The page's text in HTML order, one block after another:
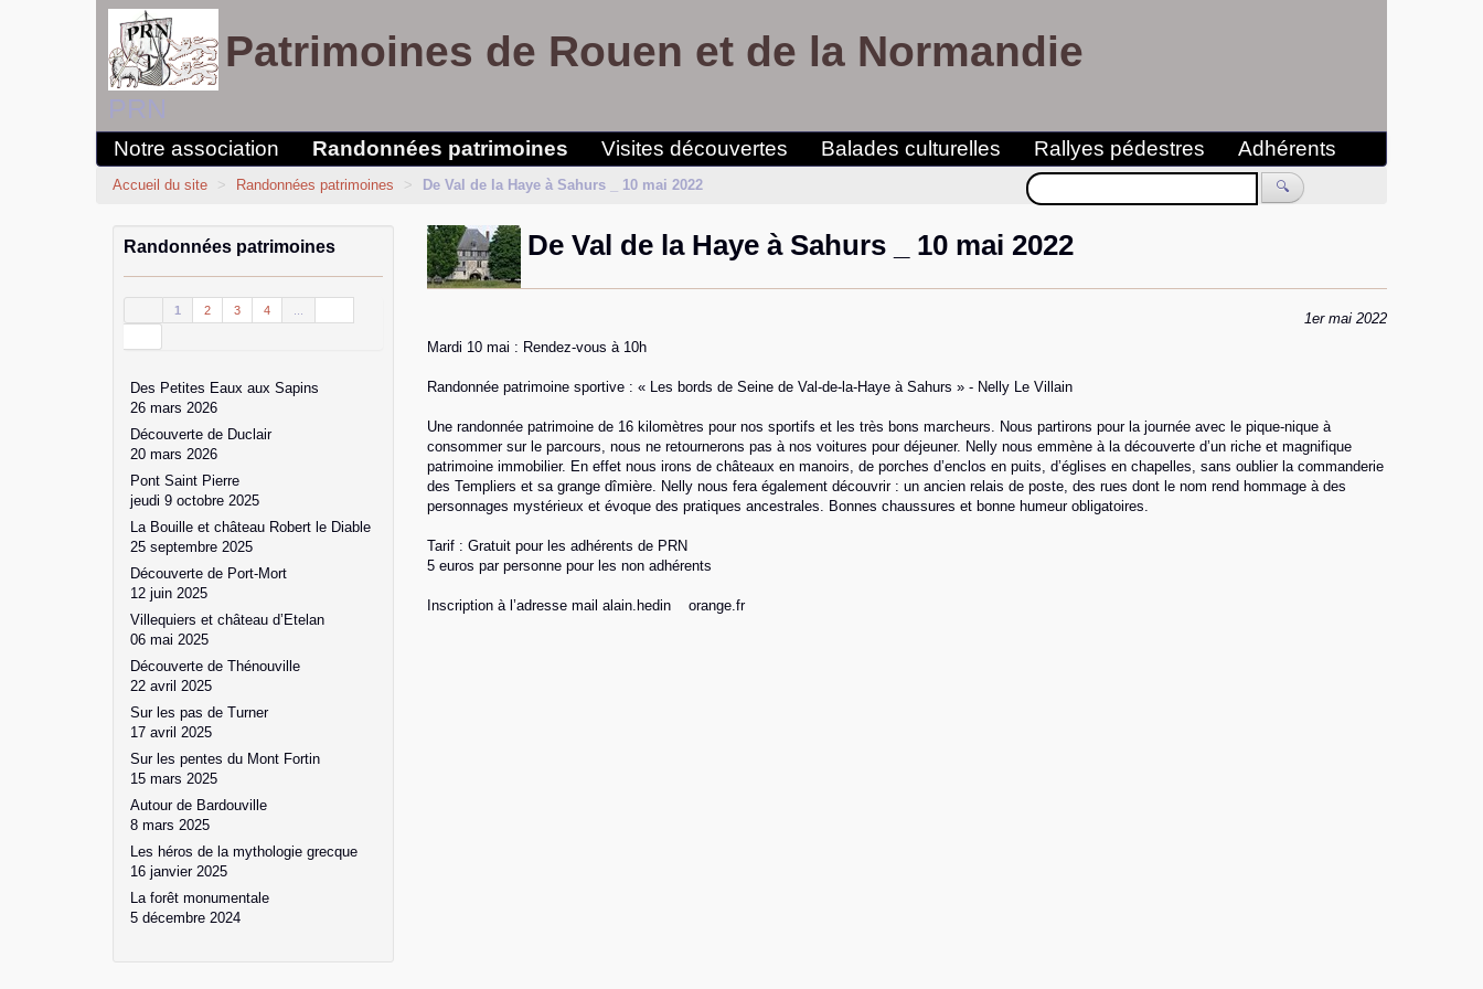
Patrimoines de Rouen et de la Normandie
PRN
Notre association Randonnées patrimoines Visites découvertes Balades culturelles Rallyes pédestres Adhérents
🔍
Accueil du site > Randonnées patrimoines > De Val de la Haye à Sahurs _ 10 mai 2022
De Val de la Haye à Sahurs _ 10 mai 2022
1er mai 2022
Mardi 10 mai : Rendez-vous à 10h
Randonnée patrimoine sportive : « Les bords de Seine de Val-de-la-Haye à Sahurs » - Nelly Le Villain
Une randonnée patrimoine de 16 kilomètres pour nos sportifs et les très bons marcheurs. Nous partirons pour la journée avec le pique-nique à
consommer sur le parcours, nous ne retournerons pas à nos voitures pour déjeuner. Nelly nous emmène à la découverte d’un riche et magnifique
patrimoine immobilier. En effet nous irons de châteaux en manoirs, de porches d’enclos en puits, d’églises en chapelles, sans oublier la commanderie
des Templiers et sa grange dîmière. Nelly nous fera également découvrir : un ancien relais de poste, des rues dont le nom rend hommage à des
personnages mystérieux et évoque des pratiques ancestrales. Bonnes chaussures et bonne humeur obligatoires.
Tarif : Gratuit pour les adhérents de PRN
5 euros par personne pour les non adhérents
Inscription à l’adresse mail alain.hedin orange.fr
Randonnées patrimoines
1 2 3 4
Des Petites Eaux aux Sapins
26 mars 2026
Découverte de Duclair
20 mars 2026
Pont Saint Pierre
jeudi 9 octobre 2025
La Bouille et château Robert le Diable
25 septembre 2025
Découverte de Port-Mort
12 juin 2025
Villequiers et château d’Etelan
06 mai 2025
Découverte de Thénouville
22 avril 2025
Sur les pas de Turner
17 avril 2025
Sur les pentes du Mont Fortin
15 mars 2025
Autour de Bardouville
8 mars 2025
Les héros de la mythologie grecque
16 janvier 2025
La forêt monumentale
5 décembre 2024